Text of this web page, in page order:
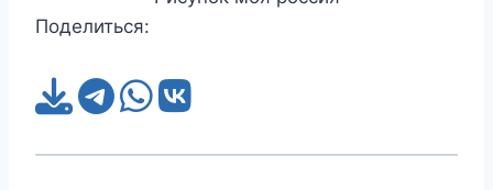
Поделиться: